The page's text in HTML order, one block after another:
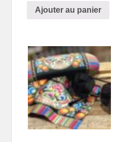
Ajouter au panier